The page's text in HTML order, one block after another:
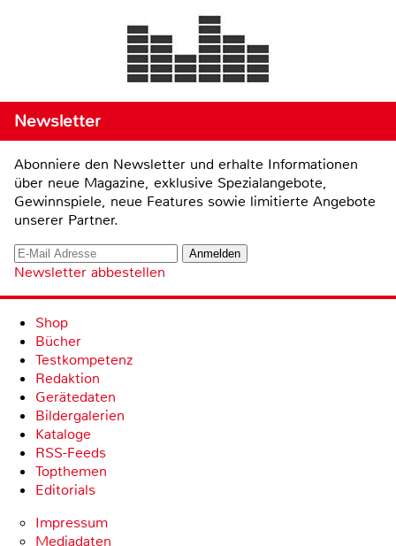
Newsletter
Abonniere den Newsletter und erhalte Informationen
über neue Magazine, exklusive Spezialangebote,
Gewinnspiele, neue Features sowie limitierte Angebote
unserer Partner.
Newsletter abbestellen
Shop
Bücher
Testkompetenz
Redaktion
Gerätedaten
Bildergalerien
Kataloge
RSS-Feeds
Topthemen
Editorials
Impressum
Mediadaten